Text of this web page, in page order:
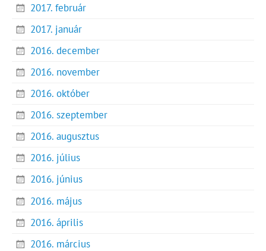
2017. február
2017. január
2016. december
2016. november
2016. október
2016. szeptember
2016. augusztus
2016. július
2016. június
2016. május
2016. április
2016. március